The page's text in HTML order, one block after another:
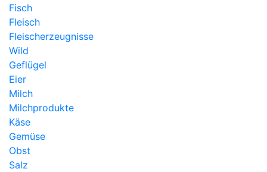
Fisch
Fleisch
Fleischerzeugnisse
Wild
Geflügel
Eier
Milch
Milchprodukte
Käse
Gemüse
Obst
Salz